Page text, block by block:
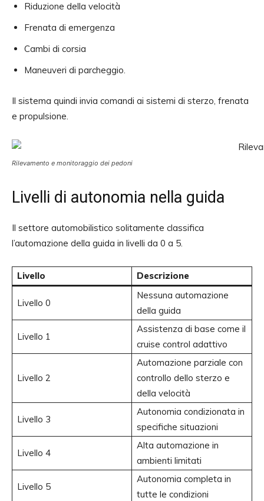
Riduzione della velocità
Frenata di emergenza
Cambi di corsia
Maneuveri di parcheggio.
Il sistema quindi invia comandi ai sistemi di sterzo, frenata
e propulsione.
Rilevamento e monitoraggio dei pedoni
Livelli di autonomia nella guida
Il settore automobilistico solitamente classifica
l’automazione della guida in livelli da 0 a 5.
Livello Descrizione
Livello 0
Nessuna automazione
della guida
Livello 1
Assistenza di base come il
cruise control adattivo
Livello 2
Automazione parziale con
controllo dello sterzo e
della velocità
Livello 3
Autonomia condizionata in
specifiche situazioni
Livello 4
Alta automazione in
ambienti limitati
Livello 5
Autonomia completa in
tutte le condizioni